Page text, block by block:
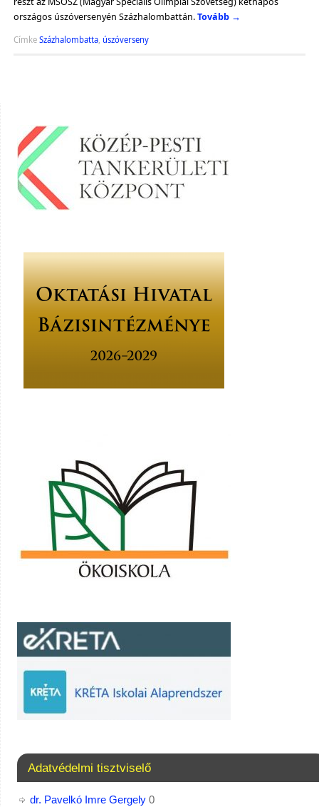
országos úszóversenyén Százhalombattán.Tovább →
Címke Százhalombatta, úszóverseny
Adatvédelmi tisztviselő
dr. Pavelkó Imre Gergely0